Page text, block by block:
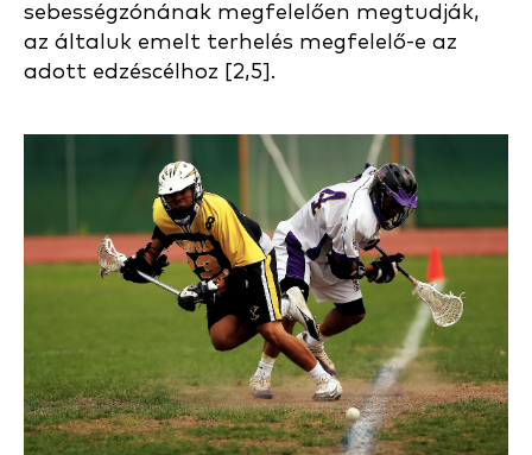
sebességzónának megfelelően megtudják,
az általuk emelt terhelés megfelelő-e az
adott edzéscélhoz [2,5].